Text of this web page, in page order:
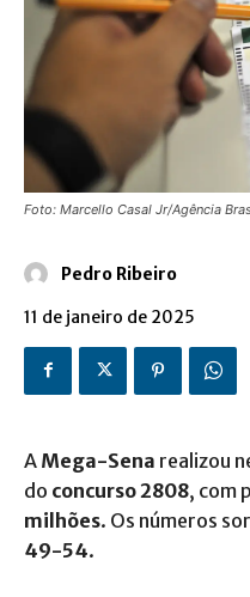
Foto: Marcello Casal Jr/Agência
Pedro Ribeiro
11 de janeiro de 2025
A Mega-Sena realizou
do concurso 2808, com
milhões. Os números
49-54.